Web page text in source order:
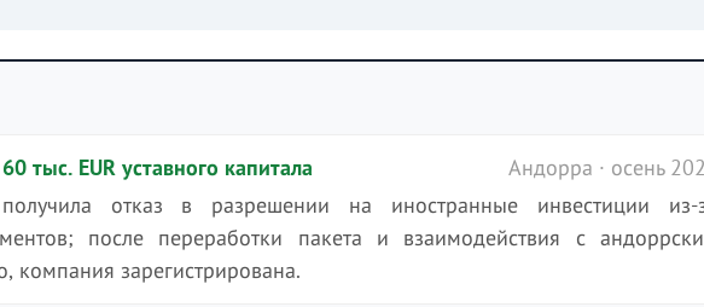
тыс. EUR уставного капитала
Андорра · осень
отказ в разрешении на иностранные инвестиции из-
после переработки пакета и взаимодействия с
компания зарегистрирована.